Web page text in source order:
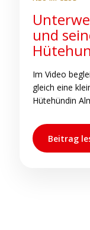
und
Im Video
gleich eine
Hütehündin
Beitrag